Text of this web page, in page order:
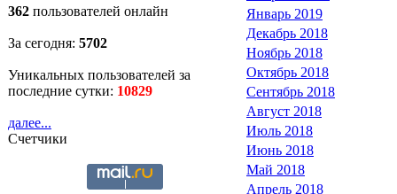
362 пользователей онлайн
За сегодня: 5702
Уникальных пользователей за
последние сутки: 10829
далее...
Счетчики
Январь 2019
Декабрь 2018
Ноябрь 2018
Октябрь 2018
Сентябрь 2018
Август 2018
Июль 2018
Июнь 2018
Май 2018
Апрель 2018